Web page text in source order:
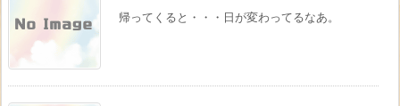
帰ってくると・・・日が変わってるなあ。